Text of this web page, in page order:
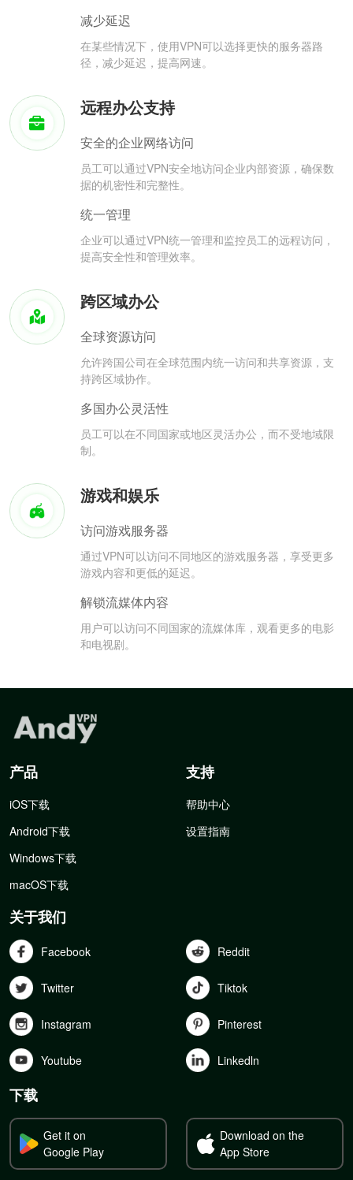
减少延迟
在某些情况下，使用VPN可以选择更快的服务器路
径，减少延迟，提高网速。
远程办公支持
安全的企业网络访问
员工可以通过VPN安全地访问企业内部资源，确保数
据的机密性和完整性。
统一管理
企业可以通过VPN统一管理和监控员工的远程访问，
提高安全性和管理效率。
跨区域办公
全球资源访问
允许跨国公司在全球范围内统一访问和共享资源，支
持跨区域协作。
多国办公灵活性
员工可以在不同国家或地区灵活办公，而不受地域限
制。
游戏和娱乐
访问游戏服务器
通过VPN可以访问不同地区的游戏服务器，享受更多
游戏内容和更低的延迟。
解锁流媒体内容
用户可以访问不同国家的流媒体库，观看更多的电影
和电视剧。
产品
iOS下载
Android下载
Windows下载
macOS下载
支持
帮助中心
设置指南
关于我们
Facebook Reddit
Twitter Tiktok
Instagram Pinterest
Youtube Linkedln
下载
Get it on
Google Play
Download on the
App Store